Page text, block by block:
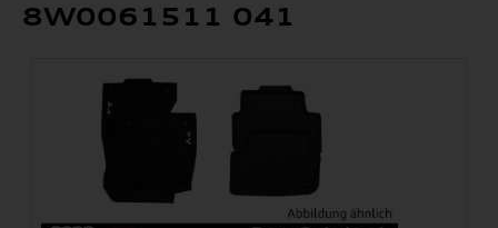
8W0061511 041